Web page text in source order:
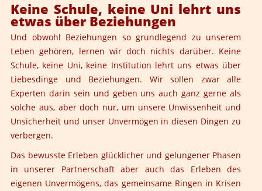
Keine Schule, keine Uni lehrt uns
etwas über Beziehungen
Und obwohl Beziehungen so grundlegend zu unserem
Leben gehören, lernen wir doch nichts darüber. Keine
Schule, keine Uni, keine Institution lehrt uns etwas über
Liebesdinge und Beziehungen. Wir sollen zwar alle
Experten darin sein und geben uns auch ganz gerne als
solche aus, aber doch nur, um unsere Unwissenheit und
Unsicherheit und unser Unvermögen in diesen Dingen zu
verbergen.
Das bewusste Erleben glücklicher und gelungener Phasen
in unserer Partnerschaft aber auch das Erleben des
eigenen Unvermögens, das gemeinsame Ringen in Krisen